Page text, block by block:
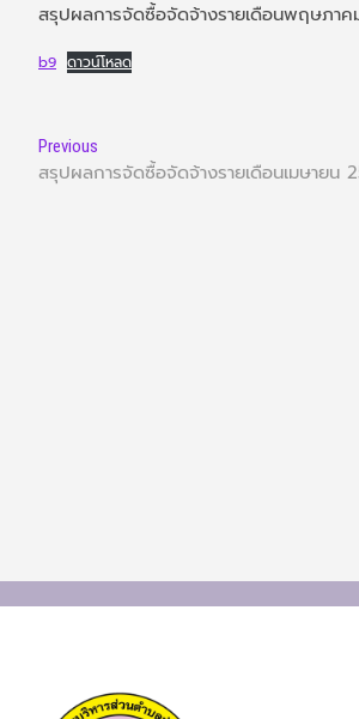
สรุปผลการจัดซื้อจัดจ้างรายเดือนพฤษภา
b9 ดาวน์โหลด
Previous
สรุปผลการจัดซื้อจัดจ้างรายเดือนเมษายน